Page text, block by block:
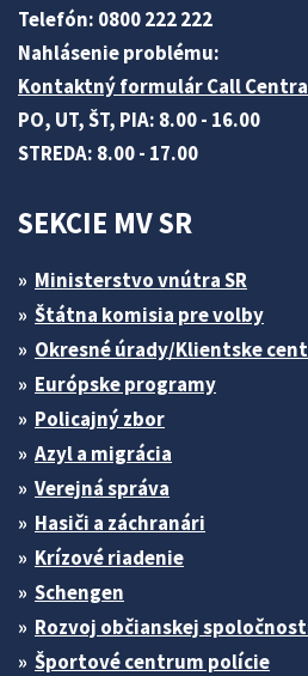
Telefón: 0800 222 222
Nahlásenie problému:
Kontaktný formulár Call Centra
PO, UT, ŠT, PIA: 8.00 - 16.00
STREDA: 8.00 - 17.00
SEKCIE MV SR
Ministerstvo vnútra SR
Štátna komisia pre volby
Okresné úrady/Klientske
Európske programy
Policajný zbor
Azyl a migrácia
Verejná správa
Hasiči a záchranári
Krízové riadenie
Schengen
Rozvoj občianskej
Športové centrum polície